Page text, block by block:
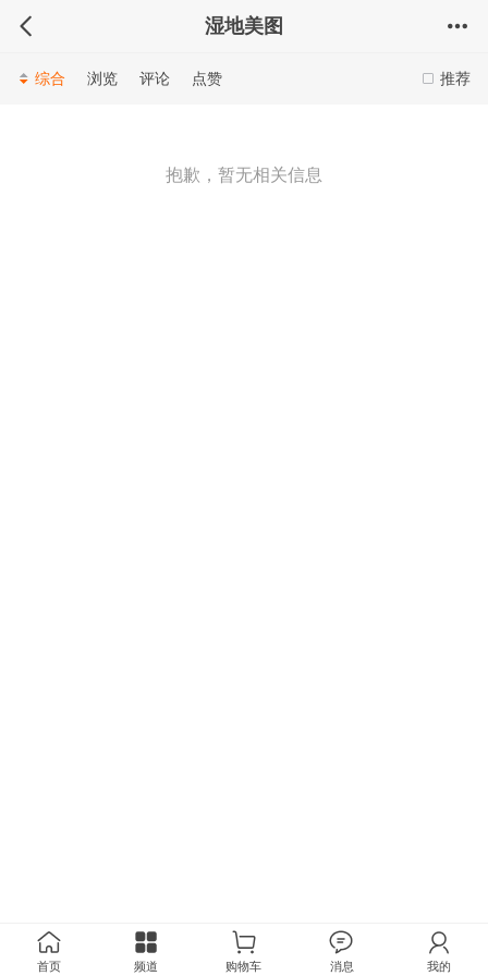
湿地美图
推荐
综合 浏览 评论 点赞
抱歉，暂无相关信息
首页 频道 购物车 消息 我的